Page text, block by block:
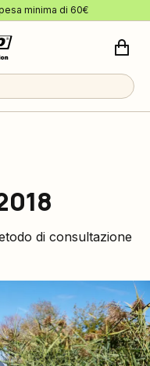
minima di 60€
di consultazione